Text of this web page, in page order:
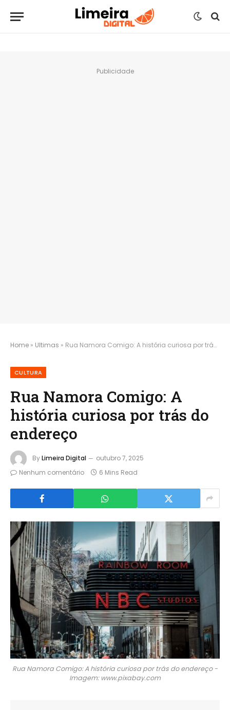
Publicidade
Home » Ultimas » Rua Namora Comigo: A história curiosa por trás do endereço
CULTURA
Rua Namora Comigo: A
história curiosa por trás do
endereço
ByLimeira Digital
outubro 7, 2025
Nenhum comentário
6 Mins Read
Rua Namora Comigo: A história curiosa por trás do endereço -
Imagem: www.pixabay.com